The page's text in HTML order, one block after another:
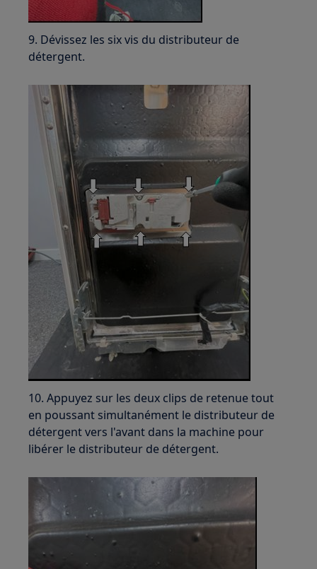
9. Dévissez les six vis du distributeur de
détergent.
10. Appuyez sur les deux clips de retenue tout
en poussant simultanément le distributeur de
détergent vers l'avant dans la machine pour
libérer le distributeur de détergent.